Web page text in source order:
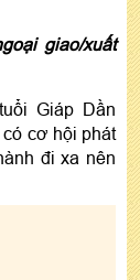
giao/xuất
Giáp Dần
cơ hội phát
đi xa nên